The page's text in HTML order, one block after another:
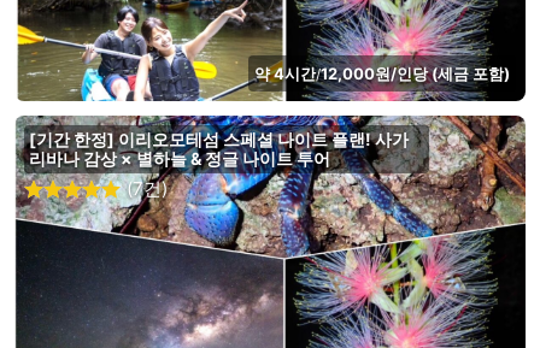
약 4시간/12,000원/인당 (세금 포함)
[기간 한정] 이리오모테섬 스페셜 나이트 플랜! 사가
리바나 감상 × 별하늘 & 정글 나이트 투어
(7건)